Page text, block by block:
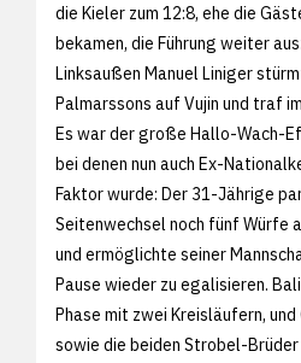
die Kieler zum 12:8, ehe die
bekamen, die Führung weiter
Linksaußen Manuel Liniger
Palmarssons auf Vujin und traf
Es war der große Hallo-Wach-
bei denen nun auch Ex-
Faktor wurde: Der 31-Jährige
Seitenwechsel noch fünf Würfe
und ermöglichte seiner
Pause wieder zu egalisieren.
Phase mit zwei Kreisläufern,
sowie die beiden Strobel-